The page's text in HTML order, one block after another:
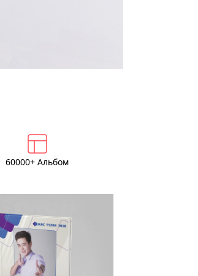
60000+ Альбом